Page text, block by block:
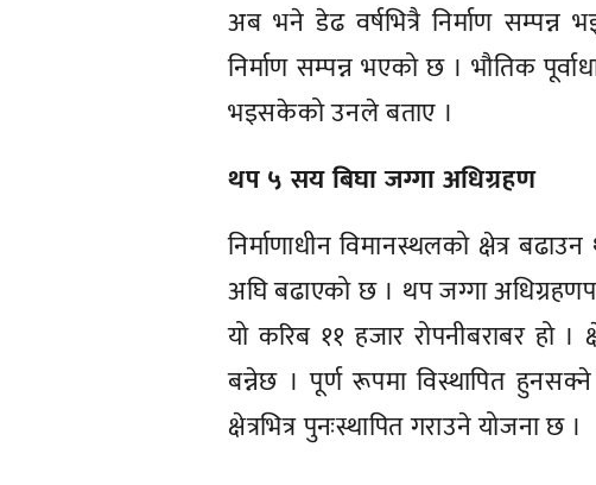
अब भने डेढ वर्षभित्रै निर्माण
निर्माण सम्पन्न भएको छ । भौतिक
भइसकेको उनले बताए ।
थप ५ सय बिघा जग्गा अधिग्रहण
निर्माणाधीन विमानस्थलको क्षेत्र
अघि बढाएको छ । थप जग्गा
यो करिब ११ हजार रोपनीबराबर
बन्नेछ । पूर्ण रूपमा विस्थापित
क्षेत्रभित्र पुनःस्थापित गराउने योजना छ ।